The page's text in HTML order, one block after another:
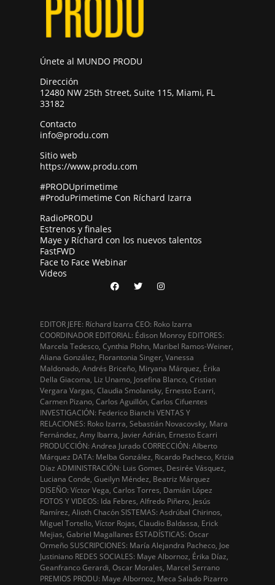
Únete al MUNDO PRODU
Dirección
12480 NW 25th Street, Suite 115, Miami, FL
33182
Contacto
info@produ.com
Sitio web
https://www.produ.com
#PRODUprimetime
#ProduPrimetime Con Ríchard Izarra
RadioPRODU
Estrenos y finales
Maye y Ríchard con los nuevos talentos
FastFWD
Face to Face Webinar
Videos
EDITOR JEFE: Ríchard Izarra CEO: Roko Izarra
COORDINADOR EDITORIAL: Édison Monroy EDITORES:
Marcela Tedesco, Cynthia Plohn, Maribel Ramos-Weiner,
Aliana González, Florantonia Singer, Vanessa
Maldonado, Andrés Briceño, Miryana Márquez, Érika
Della Giacoma, Liz Unamo, Josefina Blanco, Cristian
Vergara Vargas, Claudia Smolansky, Ernesto Ecarri,
Carmen Pizano, Carlos Aguillón, Carlos Cifuentes
INVESTIGACIÓN: Federico Bianchi VENTAS Y
RELACIONES: Roko Izarra, Sebastián Novacovsky, Mara
Fernández, Amy Ibarra, Javier Adrián, Ernesto Ecarri
PRODUCCIÓN: Andrea Jurado CORRECCIÓN: Alberto
Márquez DATA: Melba González, Ricardo Pacheco, Krizia
Díaz ADMINISTRACIÓN: Luis Gomes, Desirée Vásquez,
Luciana Conde, Gueilyn Méndez, Beatriz Márquez
DISEÑO: Víctor Vega, Carlos Torres, Damián López
FOTOS Y VIDEOS: Ida Febres, Alfredo Piñero, Jesús
Ramírez, Alioth Chacón SISTEMAS: Asdrúbal Chirinos,
Miguel Tortello, Víctor Rojas, Claudio Baldassa, Erick
Mejias, Gabriel Magallanes ESTADÍSTICAS: Oscar
Ormeño SUSCRIPCIONES: María Alejandra Pacheco, Joe
Justiniano REDES SOCIALES: Maye Albornoz, Érika Díaz,
Geanfranco Gerardi, Oscar Morales, Marcel Serrano
PREMIOS PRODU: Maye Albornoz, Meca Salado Pizarro